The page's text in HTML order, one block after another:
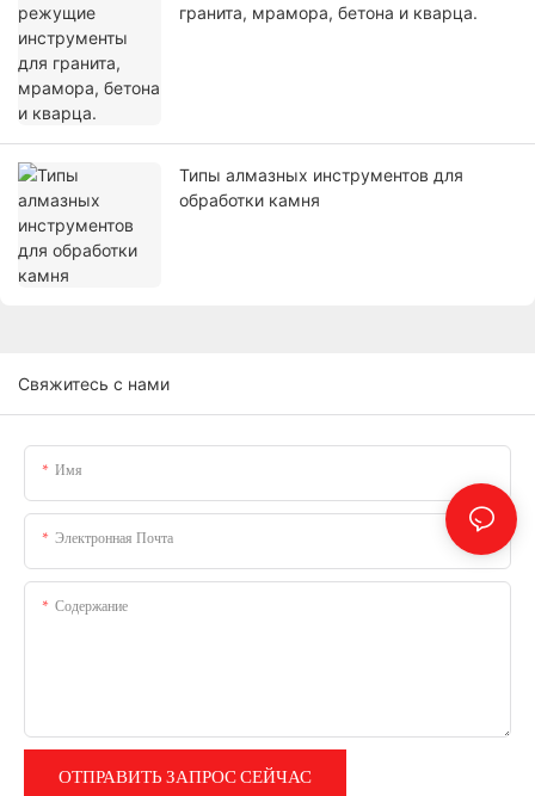
гранита, мрамора, бетона и кварца.
Типы алмазных инструментов для
обработки камня
Свяжитесь с нами
Имя
Электронная Почта
Содержание
ОТПРАВИТЬ ЗАПРОС СЕЙЧАС